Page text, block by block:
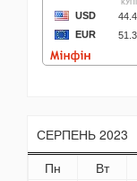
СЕРПЕНЬ 2023
Пн
Вт